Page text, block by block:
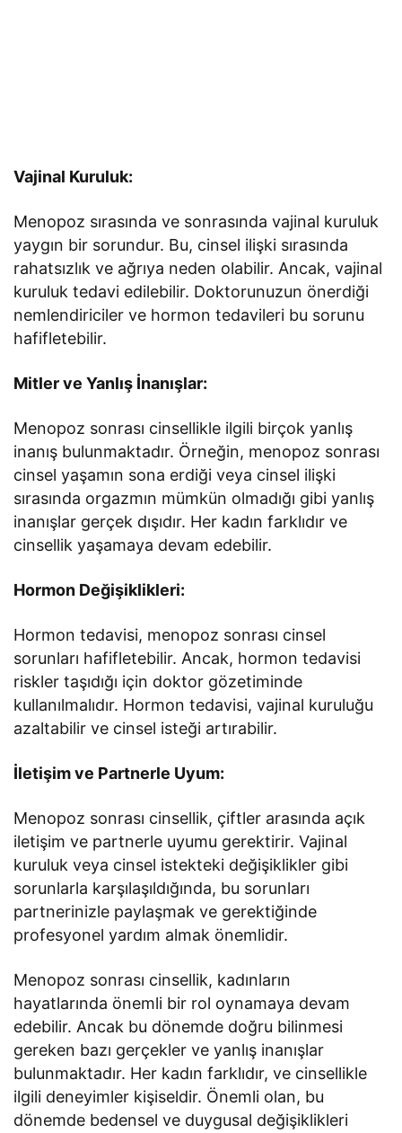
Vajinal Kuruluk:
Menopoz sırasında ve sonrasında vajinal kuruluk
yaygın bir sorundur. Bu, cinsel ilişki sırasında
rahatsızlık ve ağrıya neden olabilir. Ancak, vajinal
kuruluk tedavi edilebilir. Doktorunuzun önerdiği
nemlendiriciler ve hormon tedavileri bu sorunu
hafifletebilir.
Mitler ve Yanlış İnanışlar:
Menopoz sonrası cinsellikle ilgili birçok yanlış
inanış bulunmaktadır. Örneğin, menopoz sonrası
cinsel yaşamın sona erdiği veya cinsel ilişki
sırasında orgazmın mümkün olmadığı gibi yanlış
inanışlar gerçek dışıdır. Her kadın farklıdır ve
cinsellik yaşamaya devam edebilir.
Hormon Değişiklikleri:
Hormon tedavisi, menopoz sonrası cinsel
sorunları hafifletebilir. Ancak, hormon tedavisi
riskler taşıdığı için doktor gözetiminde
kullanılmalıdır. Hormon tedavisi, vajinal kuruluğu
azaltabilir ve cinsel isteği artırabilir.
İletişim ve Partnerle Uyum:
Menopoz sonrası cinsellik, çiftler arasında açık
iletişim ve partnerle uyumu gerektirir. Vajinal
kuruluk veya cinsel istekteki değişiklikler gibi
sorunlarla karşılaşıldığında, bu sorunları
partnerinizle paylaşmak ve gerektiğinde
profesyonel yardım almak önemlidir.
Menopoz sonrası cinsellik, kadınların
hayatlarında önemli bir rol oynamaya devam
edebilir. Ancak bu dönemde doğru bilinmesi
gereken bazı gerçekler ve yanlış inanışlar
bulunmaktadır. Her kadın farklıdır, ve cinsellikle
ilgili deneyimler kişiseldir. Önemli olan, bu
dönemde bedensel ve duygusal değişiklikleri